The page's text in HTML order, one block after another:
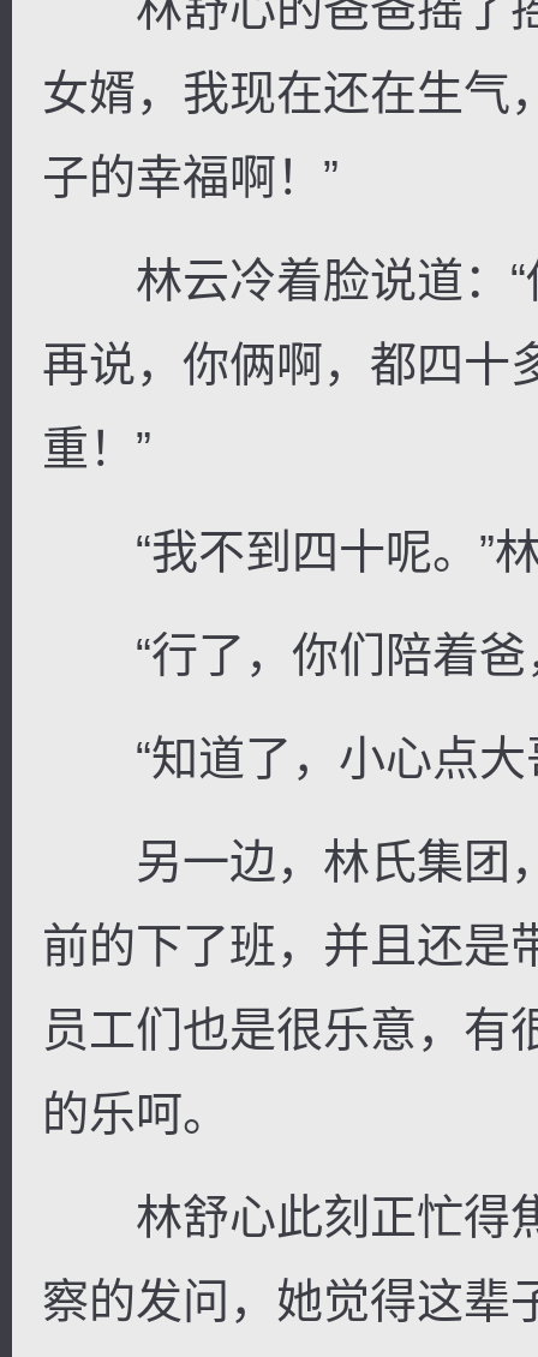
女婿，我现在还在生气
子的幸福啊！”
林云冷着脸说道：“
再说，你俩啊，都四十
重！”
“我不到四十呢。”
“行了，你们陪着爸
“知道了，小心点大
另一边，林氏集团
前的下了班，并且还是
员工们也是很乐意，有
的乐呵。
林舒心此刻正忙得
察的发问，她觉得这辈